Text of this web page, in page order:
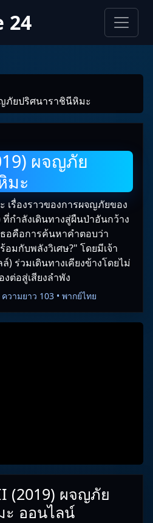
24
ภัยปริศนาราชินีหิมะ
ผจญภัย
มะ
รื่องราวของการผจญภัยของ
ที่กำลังเดินทางสู่ผืนป่าอันกว้าง
อคือการค้นหาคำตอบว่า
อมกับพลังวิเศษ?" โดยมีเจ้า
) ร่วมเดินทางเคียงข้างโดยไม่
ต่อสู่เสียงลำพัง
วามยาว 103 • พากย์ไทย
(2019) ผจญภัย
ออนไลน์